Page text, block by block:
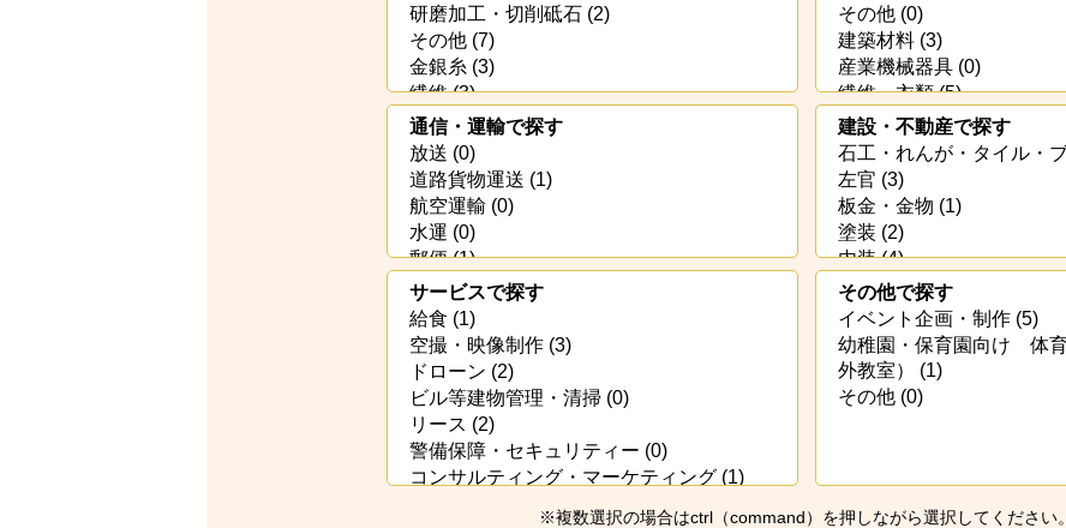
※複数選択の場合はctrl（command）を押しながら選択してください。